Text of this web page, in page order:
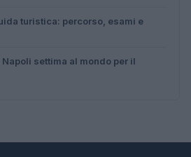
turistica: percorso, esami e
settima al mondo per il